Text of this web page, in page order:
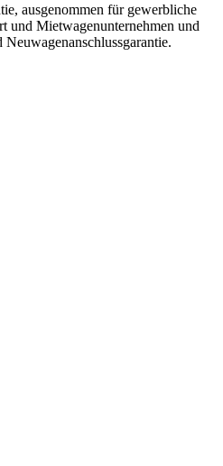
ausgenommen für gewerbliche
und Mietwagenunternehmen und